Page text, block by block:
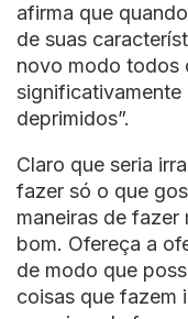
afirma que
de suas
novo modo todos
significativamente
deprimidos”.
Claro que seria
fazer só o que
maneiras de fazer
bom. Ofereça a
de modo que
coisas que fazem